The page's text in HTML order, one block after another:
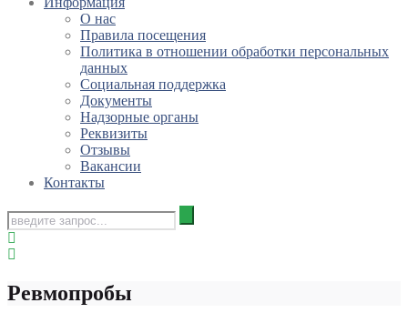
О нас
Правила посещения
Политика в отношении обработки персональных
данных
Социальная поддержка
Документы
Надзорные органы
Реквизиты
Отзывы
Вакансии
Контакты
Ревмопробы